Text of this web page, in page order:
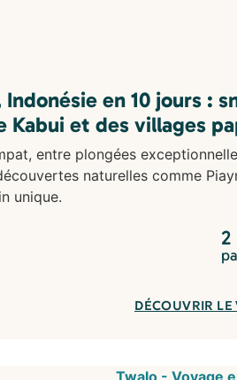
Indonésie en 10 jours :
Kabui et des villages
entre plongées
naturelles comme
unique.
2
DÉCOUVRIR LE